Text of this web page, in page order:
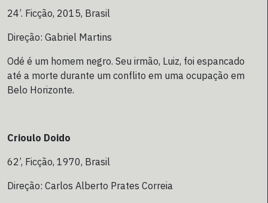
24’. Ficção, 2015, Brasil
Direção: Gabriel Martins
Odé é um homem negro. Seu irmão, Luiz, foi espancado
até a morte durante um conflito em uma ocupação em
Belo Horizonte.
Crioulo Doido
62’, Ficção, 1970, Brasil
Direção: Carlos Alberto Prates Correia